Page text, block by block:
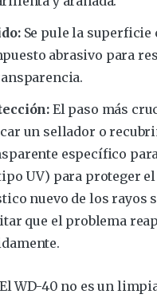
Se pule la superficie
abrasivo para
El paso más
un sellador o
específico
UV) para proteger el
nuevo de los rayos
que el problema
El WD-40 no es un